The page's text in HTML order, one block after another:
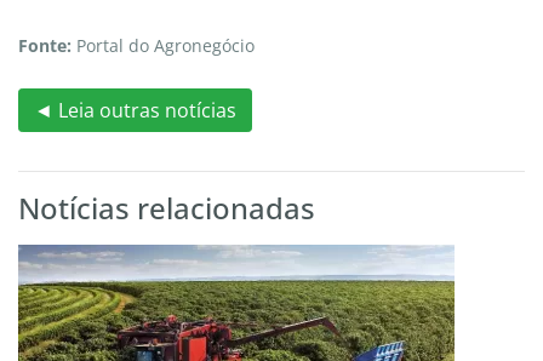
Fonte: Portal do Agronegócio
◄ Leia outras notícias
Notícias relacionadas